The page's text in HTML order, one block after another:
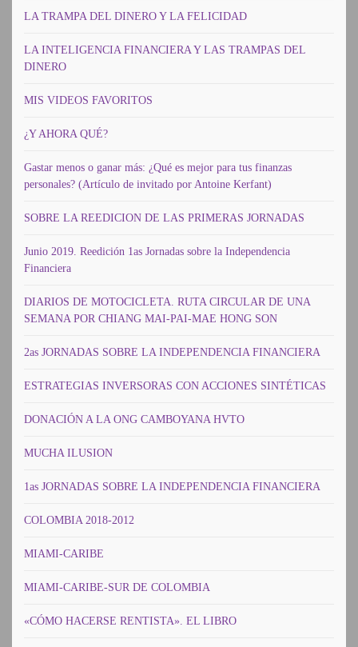
LA TRAMPA DEL DINERO Y LA FELICIDAD
LA INTELIGENCIA FINANCIERA Y LAS TRAMPAS DEL
DINERO
MIS VIDEOS FAVORITOS
¿Y AHORA QUÉ?
Gastar menos o ganar más: ¿Qué es mejor para tus finanzas
personales? (Artículo de invitado por Antoine Kerfant)
SOBRE LA REEDICION DE LAS PRIMERAS JORNADAS
Junio 2019. Reedición 1as Jornadas sobre la Independencia
Financiera
DIARIOS DE MOTOCICLETA. RUTA CIRCULAR DE UNA
SEMANA POR CHIANG MAI-PAI-MAE HONG SON
2as JORNADAS SOBRE LA INDEPENDENCIA FINANCIERA
ESTRATEGIAS INVERSORAS CON ACCIONES SINTÉTICAS
DONACIÓN A LA ONG CAMBOYANA HVTO
MUCHA ILUSION
1as JORNADAS SOBRE LA INDEPENDENCIA FINANCIERA
COLOMBIA 2018-2012
MIAMI-CARIBE
MIAMI-CARIBE-SUR DE COLOMBIA
«CÓMO HACERSE RENTISTA». EL LIBRO